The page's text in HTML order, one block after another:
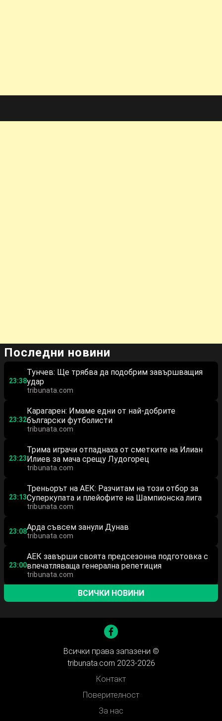
Последни новини
23:38
Тунчев: Ще трябва да подобрим завършващия
удар
tribunata.com
23:32
Карагарен: Имаме едни от най-добрите
български футболисти
tribunata.com
23:23
Трима играчи отпаднаха от сметките на Илиан
Илиев за мача срещу Лудогорец
tribunata.com
23:13
Треньорът на АЕК: Разчитам на този отбор за
Суперкупата и плейофите на Шампионска лига
tribunata.com
23:08Арда съвсем занули Дунав
tribunata.com
23:00
АЕК завърши своята предсезонна подготовка с
впечатляваща генерална репетиция
tribunata.com
ВСИЧКИ НОВИНИ
Всички права запазени ©
tribunata.com 2023-2026
Контакт
Поверителност
За нас